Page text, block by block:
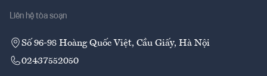
Liên hệ tòa soạn
Số 96-98 Hoàng Quốc Việt, Cầu Giấy, Hà Nội
02437552050